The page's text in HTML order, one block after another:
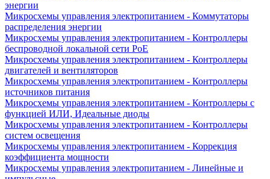
энергии
Микросхемы управления электропитанием - Коммутаторы
распределения энергии
Микросхемы управления электропитанием - Контроллеры
беспроводной локальной сети PoE
Микросхемы управления электропитанием - Контроллеры
двигателей и вентиляторов
Микросхемы управления электропитанием - Контроллеры
источников питания
Микросхемы управления электропитанием - Контроллеры с
функцией ИЛИ, Идеальные диоды
Микросхемы управления электропитанием - Контроллеры
систем освещения
Микросхемы управления электропитанием - Коррекция
коэффициента мощности
Микросхемы управления электропитанием - Линейные и